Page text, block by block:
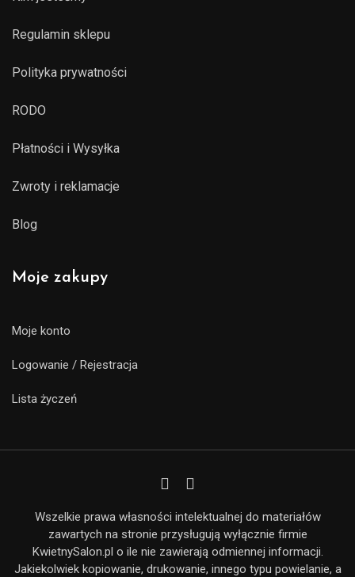
Regulamin sklepu
Polityka prywatności
RODO
Płatności i Wysyłka
Zwroty i reklamacje
Blog
Moje zakupy
Moje konto
Logowanie / Rejestracja
Lista życzeń
Wszelkie prawa własności intelektualnej do materiałów
zawartych na stronie przysługują wyłącznie firmie
KwietnySalon.pl o ile nie zawierają odmiennej informacji.
Jakiekolwiek kopiowanie, drukowanie, innego typu powielanie, a